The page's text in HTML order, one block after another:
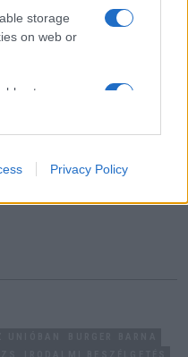
storage
on web or
storage
or app.
storage
Privacy Policy